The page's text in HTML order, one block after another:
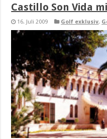
Castillo Son Vida
16. Juli 2009 Golf exklusiv,